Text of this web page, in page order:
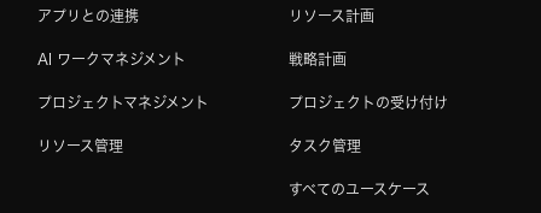
アプリとの連携
AI ワークマネジメント
プロジェクトマネジメント
リソース管理
リソース計画
戦略計画
プロジェクトの受け付け
タスク管理
すべてのユースケース